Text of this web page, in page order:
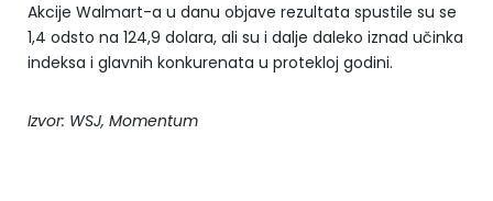
Akcije Walmart-a u danu objave rezultata spustile su se
1,4 odsto na 124,9 dolara, ali su i dalje daleko iznad učinka
indeksa i glavnih konkurenata u protekloj godini.
Izvor: WSJ, Momentum